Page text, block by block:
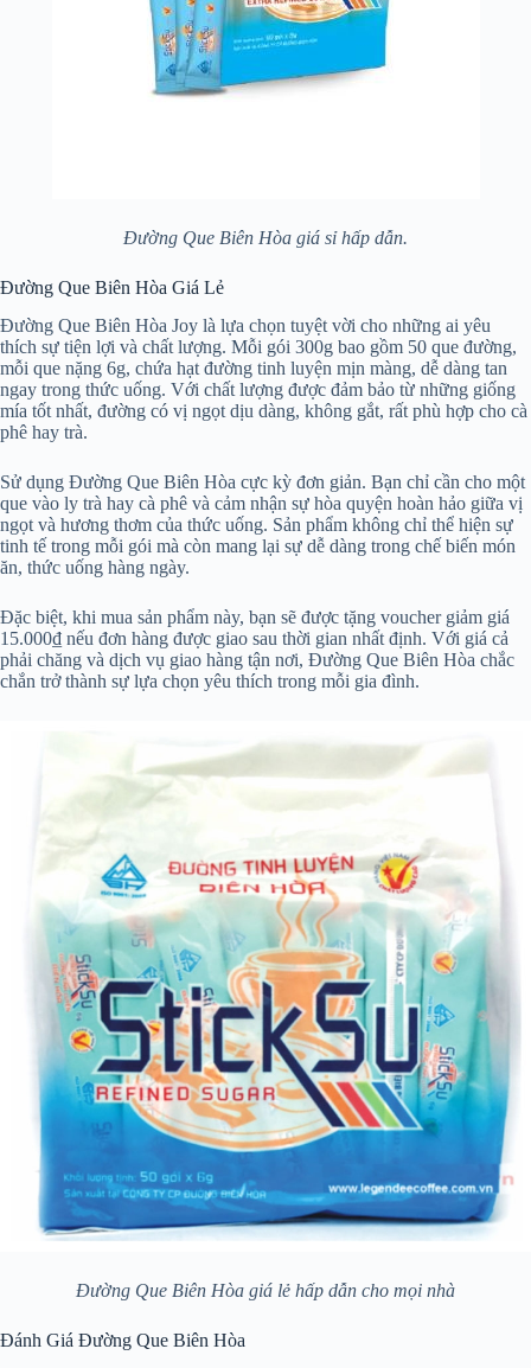
Đường Que Biên Hòa giá sỉ hấp dẫn.
Đường Que Biên Hòa Giá Lẻ
Đường Que Biên Hòa Joy là lựa chọn tuyệt vời cho những ai yêu
thích sự tiện lợi và chất lượng. Mỗi gói 300g bao gồm 50 que đường,
mỗi que nặng 6g, chứa hạt đường tinh luyện mịn màng, dễ dàng tan
ngay trong thức uống. Với chất lượng được đảm bảo từ những giống
mía tốt nhất, đường có vị ngọt dịu dàng, không gắt, rất phù hợp cho cà
phê hay trà.
Sử dụng Đường Que Biên Hòa cực kỳ đơn giản. Bạn chỉ cần cho một
que vào ly trà hay cà phê và cảm nhận sự hòa quyện hoàn hảo giữa vị
ngọt và hương thơm của thức uống. Sản phẩm không chỉ thể hiện sự
tinh tế trong mỗi gói mà còn mang lại sự dễ dàng trong chế biến món
ăn, thức uống hàng ngày.
Đặc biệt, khi mua sản phẩm này, bạn sẽ được tặng voucher giảm giá
15.000₫ nếu đơn hàng được giao sau thời gian nhất định. Với giá cả
phải chăng và dịch vụ giao hàng tận nơi, Đường Que Biên Hòa chắc
chắn trở thành sự lựa chọn yêu thích trong mỗi gia đình.
Đường Que Biên Hòa giá lẻ hấp dẫn cho mọi nhà
Đánh Giá Đường Que Biên Hòa